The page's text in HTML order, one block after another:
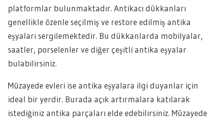
platformlar bulunmaktadır. Antikacı dükkanları
genellikle özenle seçilmiş ve restore edilmiş antika
eşyaları sergilemektedir. Bu dükkanlarda mobilyalar,
saatler, porselenler ve diğer çeşitli antika eşyalar
bulabilirsiniz.
Müzayede evleri ise antika eşyalara ilgi duyanlar için
ideal bir yerdir. Burada açık artırmalara katılarak
istediğiniz antika parçaları elde edebilirsiniz. Müzayede